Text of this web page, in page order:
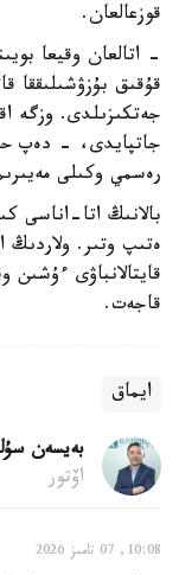
قوزعالعان.
- اتالعان وقيعا
قۇقىق بۇزۋشىلىققا
جەتكىزىلدى. وزگە
جاتپايدى، - دەپ
رەسمي وكىلى
بالانىڭ اتا-اناسى
ەتىپ وتىر. ولاردىڭ
قايتالانباۋى
قاجەت.
ايماق
بەيسەن
اۆتور
10:08, 07 تامىز 2026